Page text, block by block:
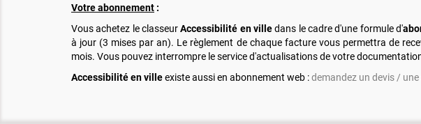
Votre abonnement :
Vous achetez le classeurAccessibilité en villedans le cadre d'une formule d'
à jour (3 mises par an). Le règlement de chaque facture vous permettra de
mois. Vous pouvez interrompre le service d'actualisations de votre
Accessibilité en villeexiste aussi en abonnement web :demandez un devis /